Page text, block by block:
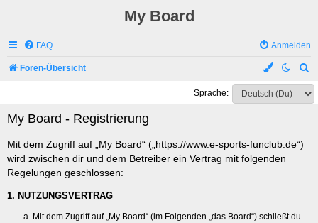
My Board
FAQ Anmelden
Foren-Übersicht
u
c
Sprache:
My Board - Registrierung
Mit dem Zugriff auf „My Board“ („https://www.e-sports-funclub.de“)
wird zwischen dir und dem Betreiber ein Vertrag mit folgenden
Regelungen geschlossen:
1. NUTZUNGSVERTRAG
Mit dem Zugriff auf „My Board“ (im Folgenden „das Board“) schließt du